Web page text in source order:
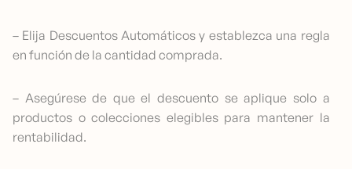
– Elija Descuentos Automáticos y establezca una regla
en función de la cantidad comprada.
– Asegúrese de que el descuento se aplique solo a
productos o colecciones elegibles para mantener la
rentabilidad.